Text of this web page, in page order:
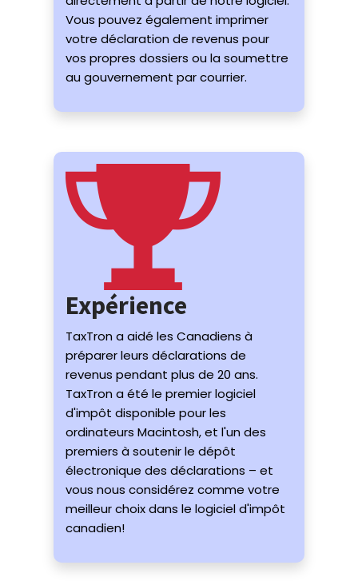
Vous pouvez également imprimer
votre déclaration de revenus pour
vos propres dossiers ou la soumettre
au gouvernement par courrier.
Expérience
TaxTron a aidé les Canadiens à
préparer leurs déclarations de
revenus pendant plus de 20 ans.
TaxTron a été le premier logiciel
d'impôt disponible pour les
ordinateurs Macintosh, et l'un des
premiers à soutenir le dépôt
électronique des déclarations – et
vous nous considérez comme votre
meilleur choix dans le logiciel d'impôt
canadien!